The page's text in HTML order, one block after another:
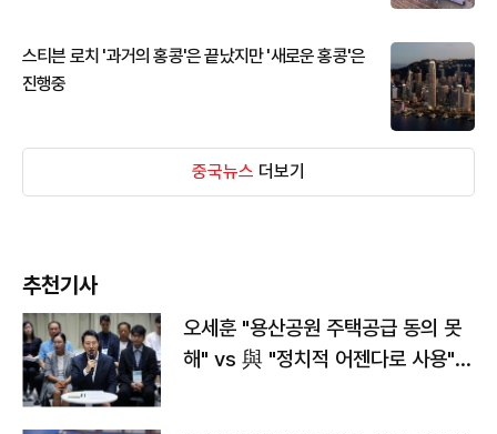
스티븐 로치 '과거의 홍콩'은 끝났지만 '새로운 홍콩'은
진행중
중국뉴스 더보기
추천기사
오세훈 "용산공원 주택공급 동의 못
해" vs 與 "정치적 어젠다로 사용"